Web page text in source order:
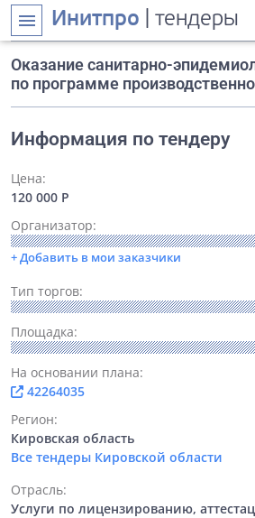
menu Инитпро | тендеры
Оказание санитарно-
по программе
Информация по тендеру
Цена:
120 000 Р
Организатор:
+ Добавить в мои заказчики
Тип торгов:
Площадка:
На основании плана:
42264035
Регион:
Кировская область
Все тендеры Кировской области
Отрасль:
Услуги по лицензированию,